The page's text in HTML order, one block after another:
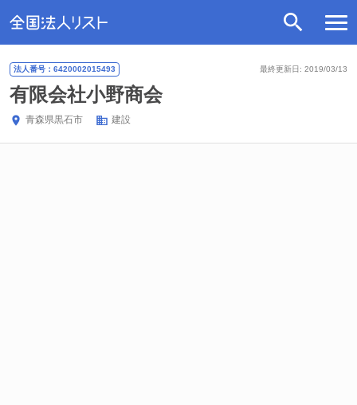
最終更新日: 2019/03/13
法人番号：6420002015493
有限会社小野商会
青森県黒石市 建設